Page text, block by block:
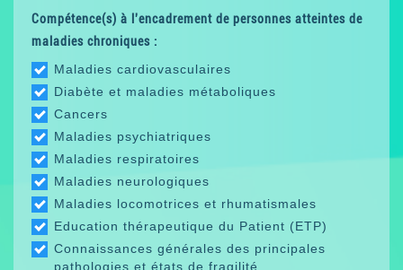
Compétence(s) à l'encadrement de personnes atteintes de
maladies chroniques :
Maladies cardiovasculaires
Diabète et maladies métaboliques
Cancers
Maladies psychiatriques
Maladies respiratoires
Maladies neurologiques
Maladies locomotrices et rhumatismales
Education thérapeutique du Patient (ETP)
Connaissances générales des principales
pathologies et états de fragilité